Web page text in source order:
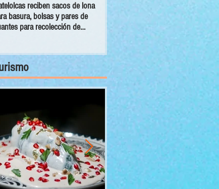
reciben sacos de lona
basura, bolsas y pares de
para recolección de
GPPAN urge campaña para que
C5